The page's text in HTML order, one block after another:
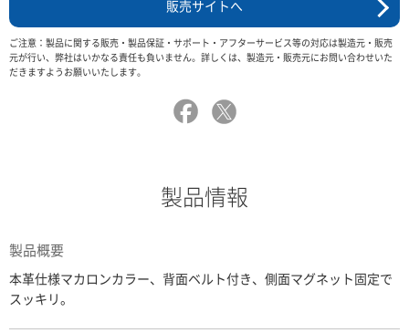
販売サイトへ
ご注意：製品に関する販売・製品保証・サポート・アフターサービス等の対応は製造元・販売
元が行い、弊社はいかなる責任も負いません。詳しくは、製造元・販売元にお問い合わせいた
だきますようお願いいたします。
製品情報
製品概要
本革仕様マカロンカラー、背面ベルト付き、側面マグネット固定で
スッキリ。